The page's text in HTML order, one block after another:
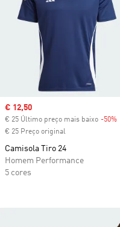
Sale price
€ 12,50
€ 25 Último preço mais baixo -50%
€ 25 Preço original
Camisola Tiro 24
Homem Performance
5 cores